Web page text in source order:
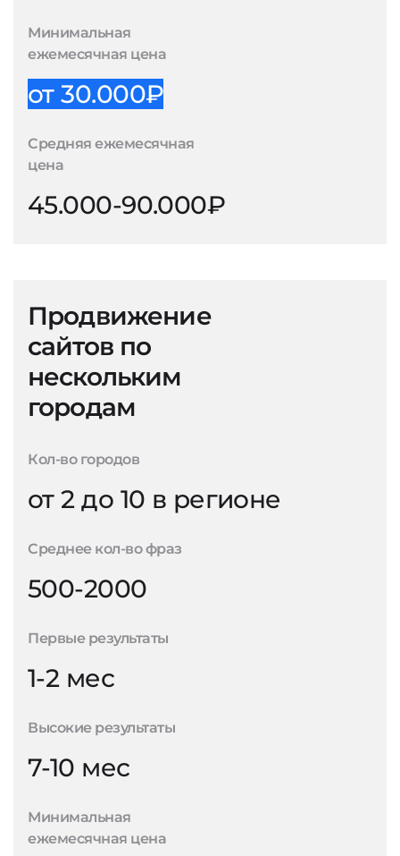
Минимальная
ежемесячная цена
от 30.000₽
Средняя ежемесячная
цена
45.000-90.000₽
Продвижение
сайтов по
нескольким
городам
Кол-во городов
от 2 до 10 в регионе
Среднее кол-во фраз
500-2000
Первые результаты
1-2 мес
Высокие результаты
7-10 мес
Минимальная
ежемесячная цена